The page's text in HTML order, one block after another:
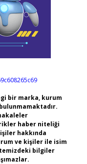
bir marka, kurum
haber niteliği
hakkında
ve kişiler ile isim
bilgiler